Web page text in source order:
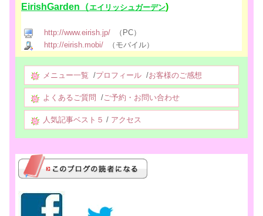
EirishGarden（エイリッシュガーデン)
http://www.eirish.jp/
（PC）
http://eirish.mobi/
（モバイル）
メニュー一覧 /プロフィール /お客様のご感想
よくあるご質問 / ご予約・お問い合わせ
人気記事ベスト５ / アクセス